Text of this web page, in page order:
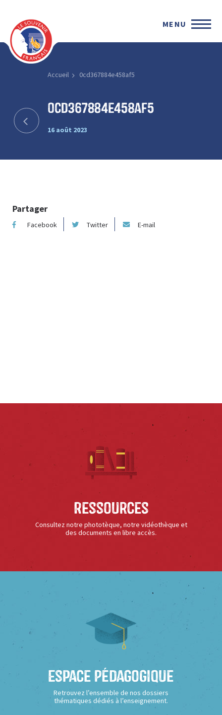
MENU
Accueil 0cd367884e458af5
0cd367884e458af5
16 août 2023
Partager
Facebook Twitter E-mail
Ressources
Consultez notre phototèque, notre vidéothèque et
des documents en libre accès.
Espace Pédagogique
Retrouvez l’ensemble de nos dossiers
thématiques dédiés à l’enseignement.